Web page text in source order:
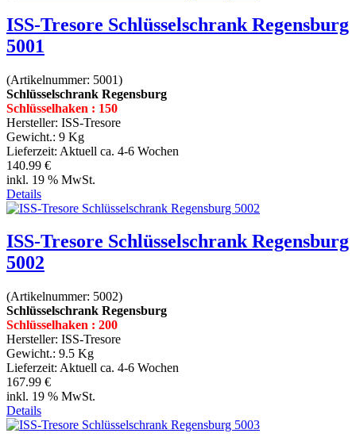
ISS-Tresore Schlüsselschrank Regensburg
5001
(Artikelnummer: 5001)
Schlüsselschrank Regensburg
Schlüsselhaken : 150
Hersteller: ISS-Tresore
Gewicht.: 9 Kg
Lieferzeit: Aktuell ca. 4-6 Wochen
140.99 €
inkl. 19 % MwSt.
Details
ISS-Tresore Schlüsselschrank Regensburg
5002
(Artikelnummer: 5002)
Schlüsselschrank Regensburg
Schlüsselhaken : 200
Hersteller: ISS-Tresore
Gewicht.: 9.5 Kg
Lieferzeit: Aktuell ca. 4-6 Wochen
167.99 €
inkl. 19 % MwSt.
Details